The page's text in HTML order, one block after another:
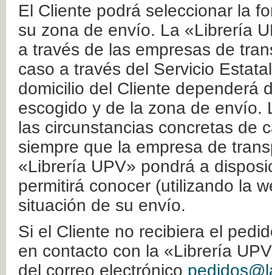
El Cliente podrá seleccionar la
su zona de envío. La «Librería
a través de las empresas de
caso a través del Servicio
domicilio del Cliente dependerá
escogido y de la zona de envío.
las circunstancias concretas de
siempre que la empresa de
«Librería UPV» pondrá a
permitirá conocer (utilizando la
situación de su envío.
Si el Cliente no recibiera el
en contacto con la «Librería
del correo electrónico